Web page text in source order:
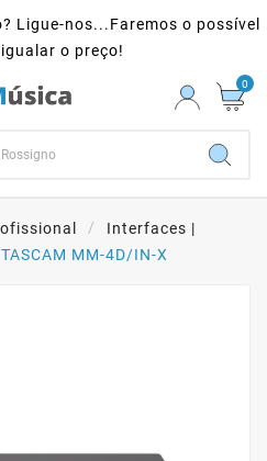
Ligue-nos...Faremos o possível
o preço!
0
Interfaces |
TASCAM MM-4D/IN-X